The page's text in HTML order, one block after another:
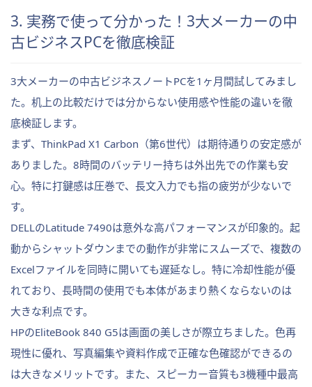
3. 実務で使って分かった！3大メーカーの中
古ビジネスPCを徹底検証
3大メーカーの中古ビジネスノートPCを1ヶ月間試してみまし
た。机上の比較だけでは分からない使用感や性能の違いを徹
底検証します。
まず、ThinkPad X1 Carbon（第6世代）は期待通りの安定感が
ありました。8時間のバッテリー持ちは外出先での作業も安
心。特に打鍵感は圧巻で、長文入力でも指の疲労が少ないで
す。
DELLのLatitude 7490は意外な高パフォーマンスが印象的。起
動からシャットダウンまでの動作が非常にスムーズで、複数の
Excelファイルを同時に開いても遅延なし。特に冷却性能が優
れており、長時間の使用でも本体があまり熱くならないのは
大きな利点です。
HPのEliteBook 840 G5は画面の美しさが際立ちました。色再
現性に優れ、写真編集や資料作成で正確な色確認ができるの
は大きなメリットです。また、スピーカー音質も3機種中最高